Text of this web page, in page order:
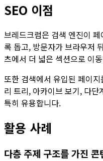
SEO 이점
브레드크럼은 검색 엔진이
록 돕고, 방문자가 브라우저
츠에서 더 넓은 섹션으로 이
또한 검색에서 유입된 페이
리 트리, 아카이브 보기, 다
특히 유용합니다.
활용 사례
다층 주제 구조를 가진 콘